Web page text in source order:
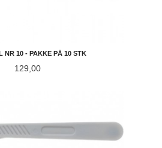
NR 10 - PAKKE PÅ 10 STK
Pris
129,00